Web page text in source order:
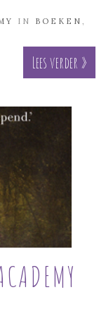
IN BOEKEN
Lees verder »